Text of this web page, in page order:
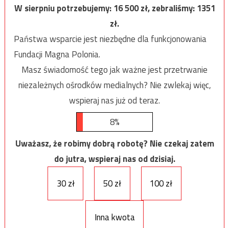
W sierpniu potrzebujemy:16 500zł, zebraliśmy:1351
zł.
Państwa wsparcie jest niezbędne dla funkcjonowania
Fundacji Magna Polonia.
Masz świadomość tego jak ważne jest przetrwanie
niezależnych ośrodków medialnych? Nie zwlekaj więc,
wspieraj nas już od teraz.
8%
Uważasz, że robimy dobrą robotę? Nie czekaj zatem
do jutra, wspieraj nas od dzisiaj.
30 zł
50 zł 100 zł
Inna kwota